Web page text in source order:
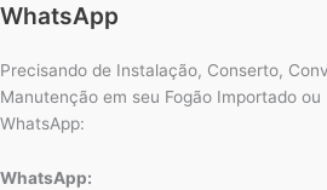
WhatsApp
Precisando de Instalação, Conserto,
Manutenção em seu Fogão Importado
WhatsApp:
WhatsApp: